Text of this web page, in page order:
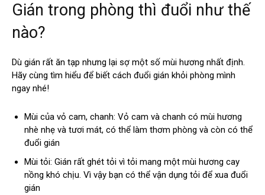
Gián trong phòng thì đuổi như thế
nào?
Dù gián rất ăn tạp nhưng lại sợ một số mùi hương nhất định.
Hãy cùng tìm hiểu để biết cách đuổi gián khỏi phòng mình
ngay nhé!
Mùi của vỏ cam, chanh: Vỏ cam và chanh có mùi hương
nhè nhẹ và tươi mát, có thể làm thơm phòng và còn có thể
đuổi gián
Mùi tỏi: Gián rất ghét tỏi vì tỏi mang một mùi hương cay
nồng khó chịu. Vì vậy bạn có thể vận dụng tỏi để xua đuổi
gián